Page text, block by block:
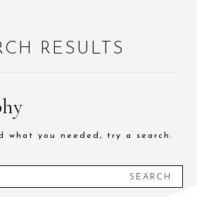
RESULTS
what you needed, try a search.
SEARCH